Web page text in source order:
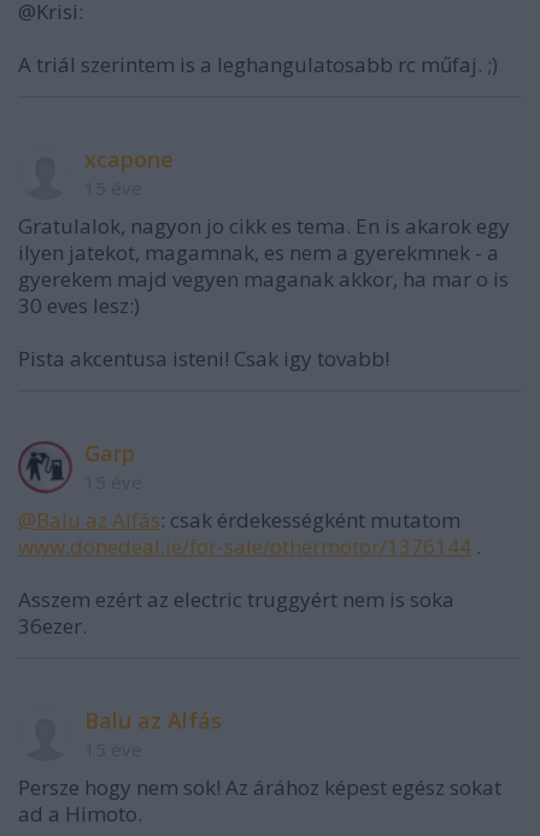
@Krisi:
A triál szerintem is a leghangulatosabb rc műfaj. ;)
xcapone
Gratulalok, nagyon jo cikk es tema. En is akarok egy
ilyen jatekot, magamnak, es nem a gyerekmnek - a
gyerekem majd vegyen maganak akkor, ha mar o is
30 eves lesz:)
Pista akcentusa isteni! Csak igy tovabb!
Garp
@Balu az Alfás: csak érdekességként mutatom
www.donedeal.ie/for-sale/othermotor/1376144 .
Asszem ezért az electric truggyért nem is soka
36ezer.
Balu az Alfás
Persze hogy nem sok! Az árához képest egész sokat
ad a Himoto.